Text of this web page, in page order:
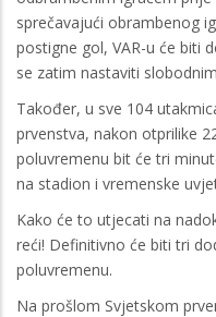
sprečavajući obrambenog
postigne gol, VAR-u će biti
se zatim nastaviti
Također, u sve 104
prvenstva, nakon otprilike
poluvremenu bit će tri
na stadion i vremenske
Kako će to utjecati na
reći! Definitivno će biti tri
poluvremenu.
Na prošlom Svjetskom